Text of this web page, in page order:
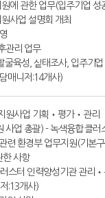
에 관한 업무(입주기업 성
사업 설명회 개최
관리 업무
굴육성, 싵태조사, 입주기
매니저:14개사)
원사업 기획‧평가‧관리
사업 총괄) - 녹색융합 클
련 환경부 업무지원(기본
한 사항
스터 인력양성기관 관리‧
:13개사)